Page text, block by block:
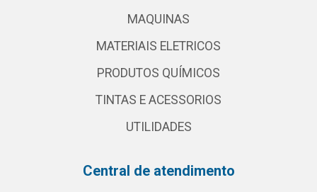
MAQUINAS
MATERIAIS ELETRICOS
PRODUTOS QUÍMICOS
TINTAS E ACESSORIOS
UTILIDADES
Central de atendimento